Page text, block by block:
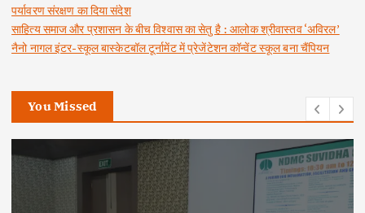
पर्यावरण संरक्षण का दिया संदेश
साहित्य समाज और प्रशासन के बीच विश्वास का सेतु है : आलोक श्रीवास्तव ‘अविरल’
नैनो नागल इंटर-स्कूल बास्केटबॉल टूर्नामेंट में प्रेजेंटेशन कॉन्वेंट स्कूल बना चैंपियन
You Missed